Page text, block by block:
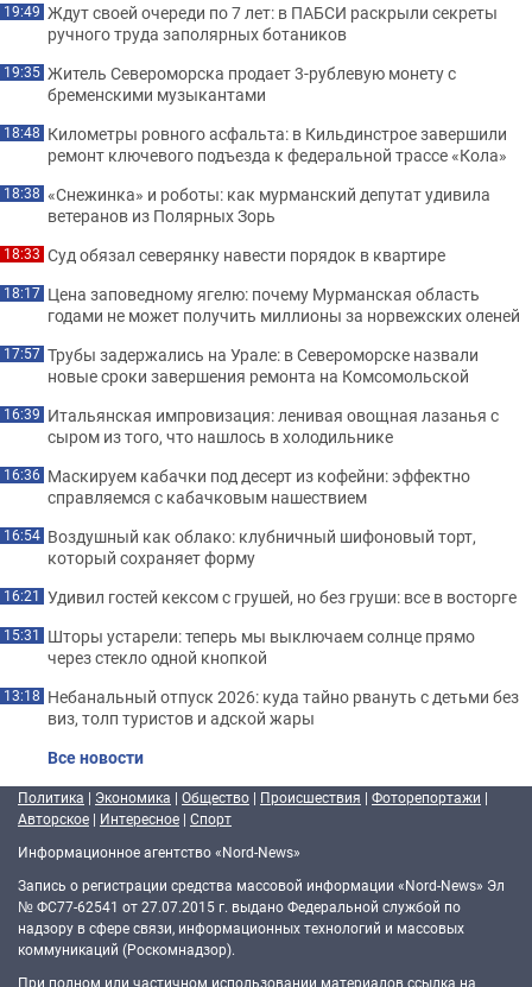
19:49 Ждут своей очереди по 7 лет: в ПАБСИ раскрыли секреты
ручного труда заполярных ботаников
19:35 Житель Североморска продает 3-рублевую монету с
бременскими музыкантами
18:48 Километры ровного асфальта: в Кильдинстрое завершили
ремонт ключевого подъезда к федеральной трассе «Кола»
18:38 «Снежинка» и роботы: как мурманский депутат удивила
ветеранов из Полярных Зорь
18:33 Суд обязал северянку навести порядок в квартире
18:17 Цена заповедному ягелю: почему Мурманская область
годами не может получить миллионы за норвежских оленей
17:57 Трубы задержались на Урале: в Североморске назвали
новые сроки завершения ремонта на Комсомольской
16:39 Итальянская импровизация: ленивая овощная лазанья с
сыром из того, что нашлось в холодильнике
16:36 Маскируем кабачки под десерт из кофейни: эффектно
справляемся с кабачковым нашествием
16:54 Воздушный как облако: клубничный шифоновый торт,
который сохраняет форму
16:21 Удивил гостей кексом с грушей, но без груши: все в восторге
15:31 Шторы устарели: теперь мы выключаем солнце прямо
через стекло одной кнопкой
13:18 Небанальный отпуск 2026: куда тайно рвануть с детьми без
виз, толп туристов и адской жары
Все новости
Политика | Экономика | Общество | Происшествия | Фоторепортажи |
Авторское | Интересное | Спорт
Информационное агентство «Nord-News»
Запись о регистрации средства массовой информации «Nord-News» Эл
№ ФС77-62541 от 27.07.2015 г. выдано Федеральной службой по
надзору в сфере связи, информационных технологий и массовых
коммуникаций (Роскомнадзор).
При полном или частичном использовании материалов ссылка на